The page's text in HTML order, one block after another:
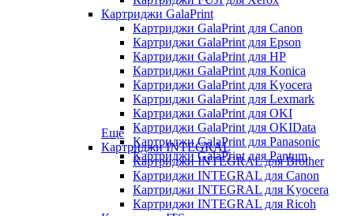
Картриджи GalaPrint
Картриджи GalaPrint для Canon
Картриджи GalaPrint для Epson
Картриджи GalaPrint для HP
Картриджи GalaPrint для Konica
Картриджи GalaPrint для Kyocera
Картриджи GalaPrint для Lexmark
Картриджи GalaPrint для OKI
Картриджи GalaPrint для OKIData
Картриджи GalaPrint для Panasonic
Картриджи GalaPrint для Pantum
Еще
Картриджи INTEGRAL
Картриджи INTEGRAL для Brother
Картриджи INTEGRAL для Canon
Картриджи INTEGRAL для Kyocera
Картриджи INTEGRAL для Ricoh